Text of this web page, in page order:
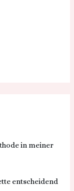
in meiner
entscheidend